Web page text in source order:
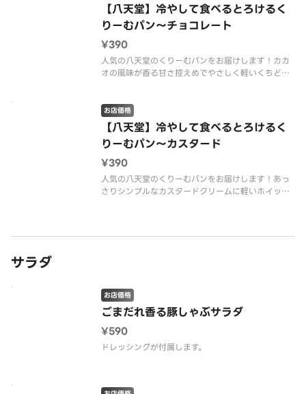
【八天堂】冷やして食べるとろけるく
りーむパン～チョコレート
¥390
人気の八天堂のくりーむパンをお届けします！カカ
オの風味が香る甘さ控えめでやさしく軽いくちどけ
※冷凍でお届けします（要冷蔵商品）。本日中にお
召し上がりください。
【八天堂】冷やして食べるとろけるく
りーむパン～カスタード
お店価格
¥390
人気の八天堂のくりーむパンをお届けします！あっ
さりシンプルなカスタードクリームに軽いホイップ
※冷凍でお届けします（要冷蔵商品）。本日中にお
サラダ
ごまだれ香る豚しゃぶサラダ
お店価格
¥590